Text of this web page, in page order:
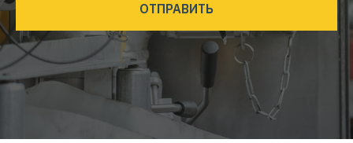
ОТПРАВИТЬ